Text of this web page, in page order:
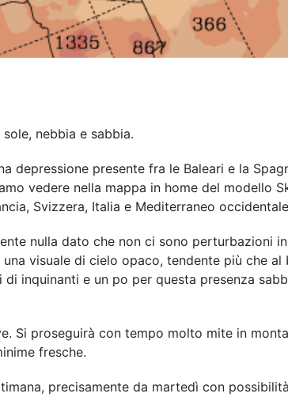
nebbia e sabbia.
depressione presente fra le Baleari e la
vedere nella mappa in home del modello
Svizzera, Italia e Mediterraneo
nulla dato che non ci sono perturbazioni
visuale di cielo opaco, tendente più che al
inquinanti e un po per questa presenza
Si proseguirà con tempo molto mite in
fresche.
precisamente da martedì con